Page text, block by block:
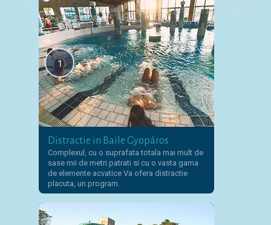
1
Distractie in Baile Gyopáros
Complexul, cu o suprafata totala mai mult de
sase mii de metri patrati si cu o vasta gama
de elemente acvatice Va ofera distractie
placuta, un program.